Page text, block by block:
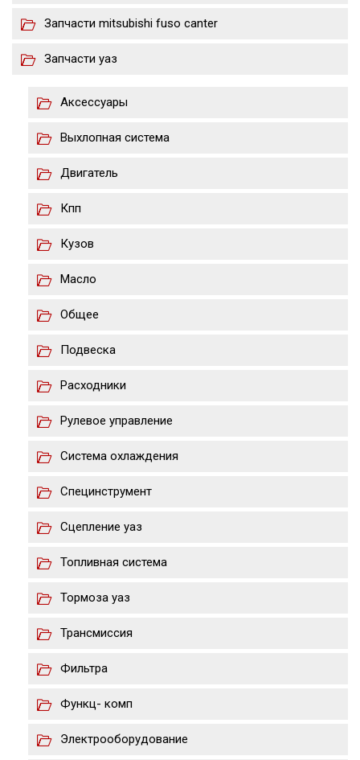
Запчасти mitsubishi fuso canter
Запчасти уаз
Аксессуары
Выхлопная система
Двигатель
Кпп
Кузов
Масло
Общее
Подвеска
Расходники
Рулевое управление
Система охлаждения
Специнструмент
Сцепление уаз
Топливная система
Тормоза уаз
Трансмиссия
Фильтра
Функц- комп
Электрооборудование